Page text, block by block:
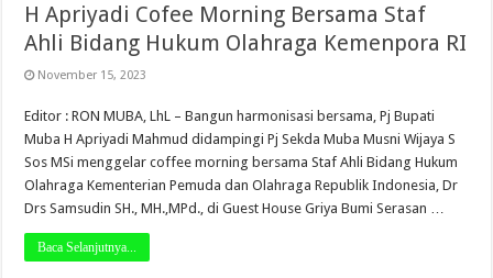
H Apriyadi Cofee Morning Bersama Staf
Ahli Bidang Hukum Olahraga Kemenpora RI
November 15, 2023
Editor : RON MUBA, LhL – Bangun harmonisasi bersama, Pj Bupati
Muba H Apriyadi Mahmud didampingi Pj Sekda Muba Musni Wijaya S
Sos MSi menggelar coffee morning bersama Staf Ahli Bidang Hukum
Olahraga Kementerian Pemuda dan Olahraga Republik Indonesia, Dr
Drs Samsudin SH., MH.,MPd., di Guest House Griya Bumi Serasan …
Baca Selanjutnya...